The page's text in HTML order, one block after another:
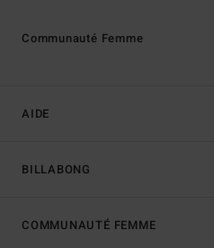
AIDE
BILLABONG
Communauté Femme
COMMUNAUTÉ FEMME